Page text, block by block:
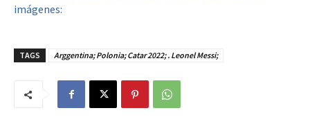
imágenes:
TAGS Arggentina; Polonia; Catar 2022; . Leonel Messi;